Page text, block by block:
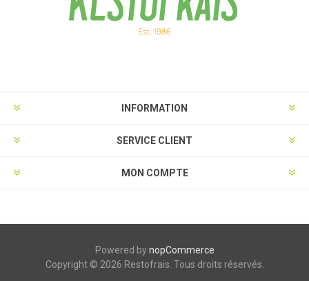
INFORMATION
SERVICE CLIENT
MON COMPTE
Powered bynopCommerce
Copyright © 2026 Restofrais. Tous droits réservés.